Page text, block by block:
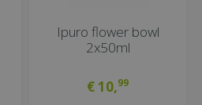
Ipuro flower bowl
2x50ml
€10,99